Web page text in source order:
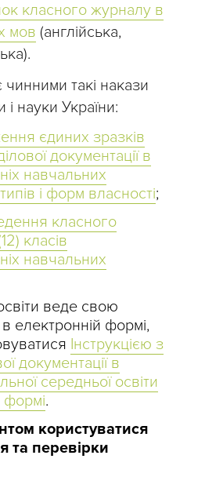
класного журналу в
мов (англійська,
чинними такі накази
і науки України:
єдиних зразків
документації в
навчальних
і форм власності;
класного
класів
навчальних
веде свою
електронній формі,
Інструкцією з
документації в
середньої освіти
формі.
користуватися
та перевірки